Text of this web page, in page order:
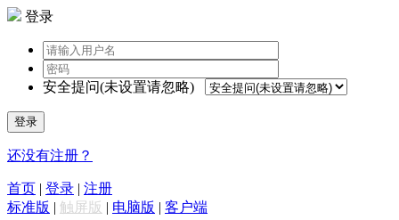
登录
安全提问(未设置请忽略)
登录
还没有注册？
首页 | 登录 | 注册
标准版 | 触屏版 | 电脑版 | 客户端